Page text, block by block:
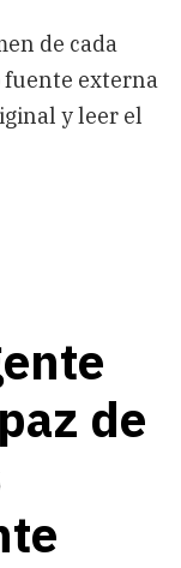
de cada
fuente externa
y leer el
de